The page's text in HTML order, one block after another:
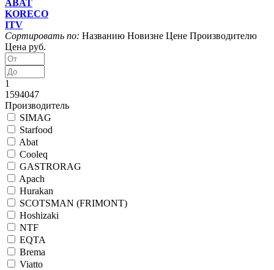
ABAT
KORECO
ITV
Сортировать по: Названию Новизне Цене Производителю
Цена руб.
1
1594047
Производитель
SIMAG
Starfood
Abat
Cooleq
GASTRORAG
Apach
Hurakan
SCOTSMAN (FRIMONT)
Hoshizaki
NTF
EQTA
Brema
Viatto